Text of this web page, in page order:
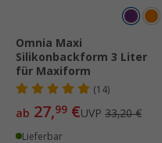
Omnia Maxi
Silikonbackform 3 Liter
für Maxiform
(14)
ab 27,99 €UVP 33,20 €
Lieferbar